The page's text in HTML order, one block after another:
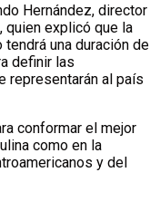
Hernández, director
quien explicó que la
una duración de
definir las
representarán al país
conformar el mejor
como en la
y del